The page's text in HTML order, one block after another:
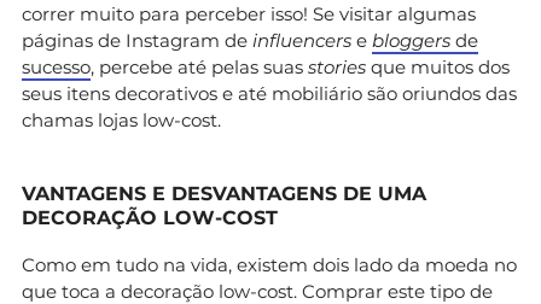
correr muito para perceber isso! Se visitar algumas
páginas de Instagram de influencers e bloggers de
sucesso, percebe até pelas suas stories que muitos dos
seus itens decorativos e até mobiliário são oriundos das
chamas lojas low-cost.
VANTAGENS E DESVANTAGENS DE UMA
DECORAÇÃO LOW-COST
Como em tudo na vida, existem dois lado da moeda no
que toca a decoração low-cost. Comprar este tipo de